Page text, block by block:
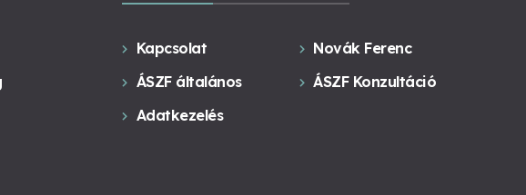
Kapcsolat
Novák Ferenc
ÁSZF általános
ÁSZF Konzultáció
Adatkezelés